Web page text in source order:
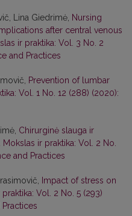
Lina Giedrimė, Nursing
after central venous
ir praktika: Vol. 3 No. 2
and Practices
Prevention of lumbar
Vol. 1 No. 12 (288) (2020):
Chirurginė slauga ir
Mokslas ir praktika: Vol. 2 No.
and Practices
Impact of stress on
Vol. 2 No. 5 (293)